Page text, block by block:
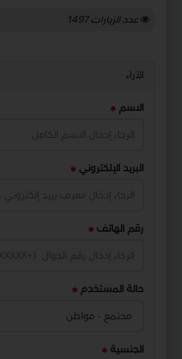
عدد الزيارات1497
الآراء
الاسم
البريد الإلكتروني
رقم الهاتف
حالة المستخدم
الجنسية